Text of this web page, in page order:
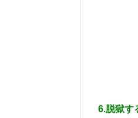
6.脱獄す